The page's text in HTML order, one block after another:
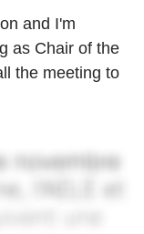
and I'm
as Chair of the
the meeting to